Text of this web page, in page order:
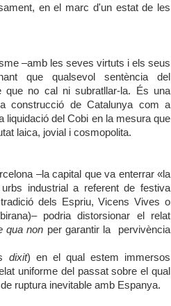
en el marc d'un estat de les
–amb les seves virtuts i els seus
que qualsevol sentència del
que no cal ni subratllar-la. És una
construcció de Catalunya com a
liquidació del Cobi en la mesura que
laica, jovial i cosmopolita.
–la capital que va enterrar «la
industrial a referent de festiva
dels Espriu, Vicens Vives o
podria distorsionar el relat
qua non per garantir la pervivència
dixit) en el qual estem immersos
uniforme del passat sobre el qual
ruptura inevitable amb Espanya.